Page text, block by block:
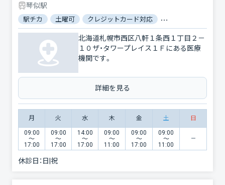
琴似駅
駅チカ 土曜可 クレジットカード対応 電子マネー対応
北海道札幌市西区八軒１条西１丁目２－
１０ザ・タワープレイス１Ｆにある医療
機関です。
詳細を見る
月 火 水 木 金 土 日
09:00
〜
17:00
09:00
〜
17:00
14:00
〜
17:00
09:00
〜
11:00
09:00
〜
17:00
09:00
〜
11:00
休診日： 日|祝